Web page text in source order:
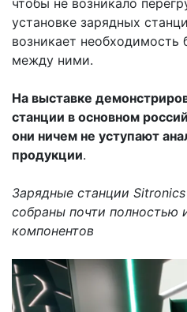
установке зарядных
возникает необходимость
между ними.
На выставке
станции в основном
они ничем не уступают
продукции.
Зарядные станции
собраны почти полностью
компонентов